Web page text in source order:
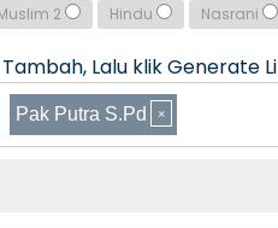
2 Hindu Nasrani
Lalu klik Generate
Pak Putra S.Pd